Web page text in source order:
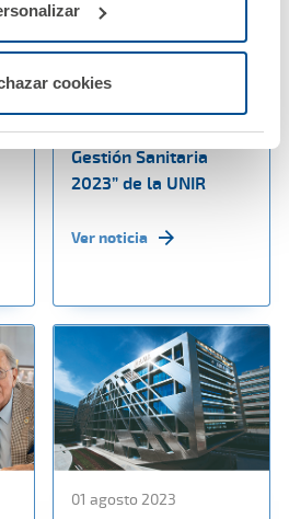
cookies
21 septiembre 2023
Raquel Murillo,
Excelencia en la
Gestión Sanitaria
2023” de la UNIR
Ver noticia
01 agosto 2023